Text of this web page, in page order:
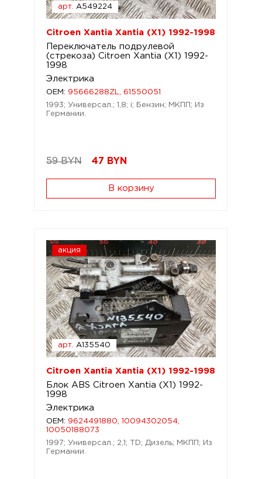
арт. A549224
Citroen Xantia Xantia (X1) 1992-1998
Переключатель подрулевой
(стрекоза) Citroen Xantia (X1) 1992-
1998
Электрика
OEM: 95666288ZL, 61550051
1993; Универсал.; 1,8; i; Бензин; МКПП; Из
Германии.
59 BYN 47 BYN
В корзину
акция
арт. A135540
Citroen Xantia Xantia (X1) 1992-1998
Блок ABS Citroen Xantia (X1) 1992-
1998
Электрика
OEM: 9624491880, 10094302054,
10050188073
1997; Универсал.; 2,1; TD; Дизель; МКПП; Из
Германии.